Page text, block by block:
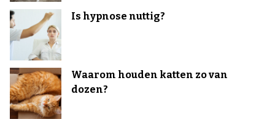
Is hypnose nuttig?
Waarom houden katten zo van
dozen?